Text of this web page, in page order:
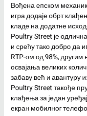
Вођена епском
игра додаје обрт
кладе на додатне
Poultry Street је
и срећу тако добро да
RTP-ом од 98%,
освајања великих
забаву већ и авантуру
Poultry Street такође
клађења за један
екран мобилног